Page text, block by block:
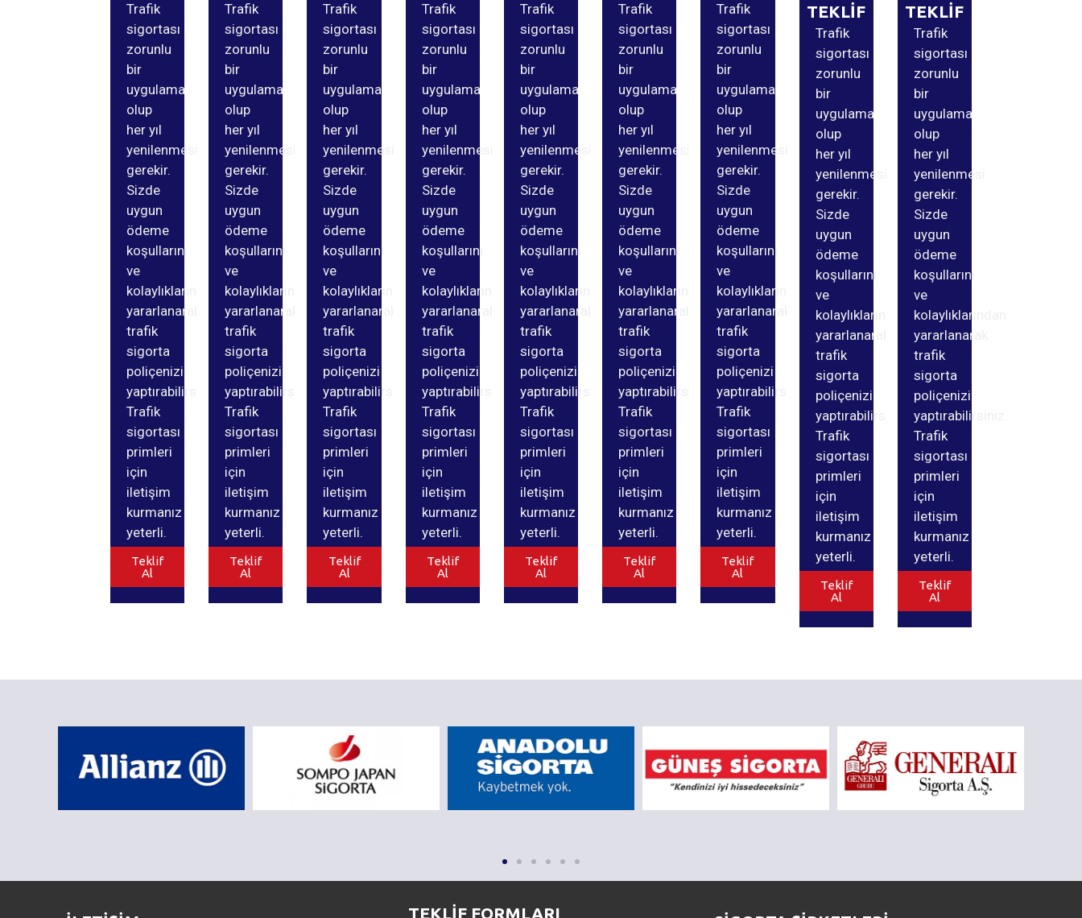
Trafik
sigortası
zorunlu
bir
uygulama
olup
her yıl
yenilenmesi
gerekir.
Sizde
uygun
ödeme
koşullarını
ve
kolaylıklarından
yararlanarak
trafik
sigorta
poliçenizi
yaptırabilirsiniz.
Trafik
sigortası
primleri
için
iletişim
kurmanız
yeterli.
Teklif
Al
Trafik
sigortası
zorunlu
bir
uygulama
olup
her yıl
yenilenmesi
gerekir.
Sizde
uygun
ödeme
koşullarını
ve
kolaylıklarından
yararlanarak
trafik
sigorta
poliçenizi
yaptırabilirsiniz.
Trafik
sigortası
primleri
için
iletişim
kurmanız
yeterli.
Teklif
Al
Trafik
sigortası
zorunlu
bir
uygulama
olup
her yıl
yenilenmesi
gerekir.
Sizde
uygun
ödeme
koşullarını
ve
kolaylıklarından
yararlanarak
trafik
sigorta
poliçenizi
yaptırabilirsiniz.
Trafik
sigortası
primleri
için
iletişim
kurmanız
yeterli.
Teklif
Al
Trafik
sigortası
zorunlu
bir
uygulama
olup
her yıl
yenilenmesi
gerekir.
Sizde
uygun
ödeme
koşullarını
ve
kolaylıklarından
yararlanarak
trafik
sigorta
poliçenizi
yaptırabilirsiniz.
Trafik
sigortası
primleri
için
iletişim
kurmanız
yeterli.
Teklif
Al
Trafik
sigortası
zorunlu
bir
uygulama
olup
her yıl
yenilenmesi
gerekir.
Sizde
uygun
ödeme
koşullarını
ve
kolaylıklarından
yararlanarak
trafik
sigorta
poliçenizi
yaptırabilirsiniz.
Trafik
sigortası
primleri
için
iletişim
kurmanız
yeterli.
Teklif
Al
Trafik
sigortası
zorunlu
bir
uygulama
olup
her yıl
yenilenmesi
gerekir.
Sizde
uygun
ödeme
koşullarını
ve
kolaylıklarından
yararlanarak
trafik
sigorta
poliçenizi
yaptırabilirsiniz.
Trafik
sigortası
primleri
için
iletişim
kurmanız
yeterli.
Teklif
Al
Trafik
sigortası
zorunlu
bir
uygulama
olup
her yıl
yenilenmesi
gerekir.
Sizde
uygun
ödeme
koşullarını
ve
kolaylıklarından
yararlanarak
trafik
sigorta
poliçenizi
yaptırabilirsiniz.
Trafik
sigortası
primleri
için
iletişim
kurmanız
yeterli.
Teklif
Al
TEKLİF
Trafik
sigortası
zorunlu
bir
uygulama
olup
her yıl
yenilenmesi
gerekir.
Sizde
uygun
ödeme
koşullarını
ve
kolaylıklarından
yararlanarak
trafik
sigorta
poliçenizi
yaptırabilirsiniz.
Trafik
sigortası
primleri
için
iletişim
kurmanız
yeterli.
Teklif
Al
TEKLİF
Trafik
sigortası
zorunlu
bir
uygulama
olup
her yıl
yenilenmesi
gerekir.
Sizde
uygun
ödeme
koşullarını
ve
kolaylıklarından
yararlanarak
trafik
sigorta
poliçenizi
yaptırabilirsiniz.
Trafik
sigortası
primleri
için
iletişim
kurmanız
yeterli.
Teklif
Al
TEKLİF FORMLARI